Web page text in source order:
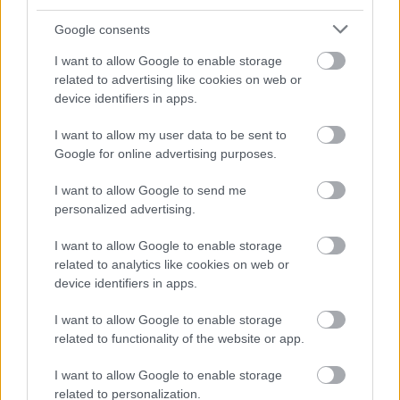
Google consents
I want to allow Google to enable storage
related to advertising like cookies on web or
device identifiers in apps.
I want to allow my user data to be sent to
Google for online advertising purposes.
I want to allow Google to send me
personalized advertising.
I want to allow Google to enable storage
related to analytics like cookies on web or
device identifiers in apps.
I want to allow Google to enable storage
related to functionality of the website or app.
I want to allow Google to enable storage
related to personalization.
Η ανακοίνωση της ΕΛ.ΑΣ
«Συνελήφθη, χθες το πρωί, σε περιοχή της Πάτρας,
από αστυνομικούς του Α΄ Αστυνομικού Τμήματος
Πατρών, ένας ημεδαπός άνδρας, σε βάρος του
οποίου σχηματίστηκε, κακουργηματικού
χαρακτήρα, δικογραφία για παράβαση της
νομοθεσίας του νέου πλαισίου για την ευζωία των
ζώων συντροφιάς.
Ειδικότερα, χθες το πρωί, σύμφωνα με καταγγελία